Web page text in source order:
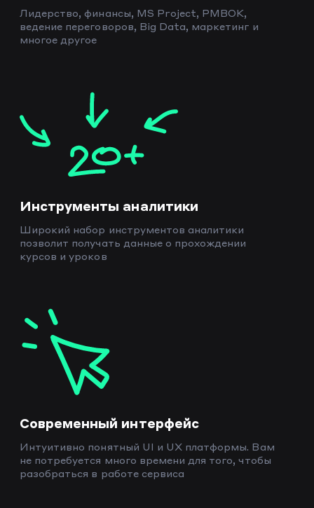
Лидерство, финансы, MS Project, PMBOK,
ведение переговоров, Big Data, маркетинг и
многое другое
Инструменты аналитики
Широкий набор инструментов аналитики
позволит получать данные о прохождении
курсов и уроков
Современный интерфейс
Интуитивно понятный UI и UX платформы. Вам
не потребуется много времени для того, чтобы
разобраться в работе сервиса